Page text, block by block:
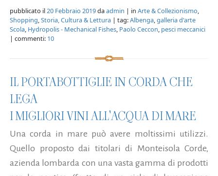
pubblicato il20 Febbraio 2019daadmin | in Arte & Collezionismo,
Shopping,Storia, Cultura & Lettura | tag:Albenga,galleria d'arte
Scola, Hydropolis - Mechanical Fishes, Paolo Ceccon, pesci meccanici
| commenti: 10
IL PORTABOTTIGLIE IN CORDA CHE
LEGA
I MIGLIORI VINI ALL'ACQUA DI MARE
Una corda in mare può avere moltissimi utilizzi.
Quello proposto dai titolari di Monteisola Corde,
azienda lombarda con una vasta gamma di prodotti